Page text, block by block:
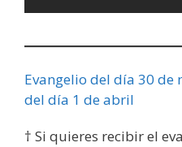
Evangelio del día 30 de
del día 1 de abril
† Si quieres recibir el